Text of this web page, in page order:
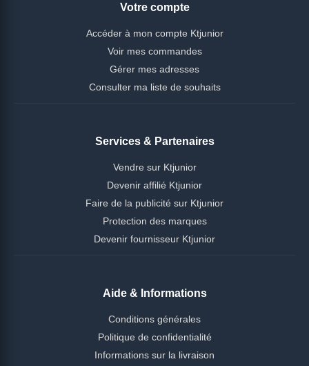
Votre compte
Accéder à mon compte Ktjunior
Voir mes commandes
Gérer mes adresses
Consulter ma liste de souhaits
Services & Partenaires
Vendre sur Ktjunior
Devenir affilié Ktjunior
Faire de la publicité sur Ktjunior
Protection des marques
Devenir fournisseur Ktjunior
Aide & Informations
Conditions générales
Politique de confidentialité
Informations sur la livraison